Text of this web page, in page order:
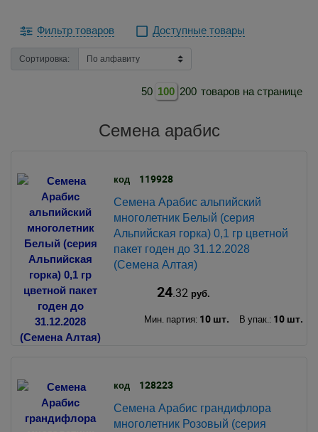
Фильтр товаров Доступные товары
Сортировка:
50 100 200 товаров на странице
Семена арабис
код 119928
Семена Арабис альпийский
многолетник Белый (серия
Альпийская горка) 0,1 гр цветной
пакет годен до 31.12.2028
(Семена Алтая)
24.32руб.
Мин. партия: 10 шт. В упак.: 10 шт.
код 128223
Семена Арабис грандифлора
многолетник Розовый (серия